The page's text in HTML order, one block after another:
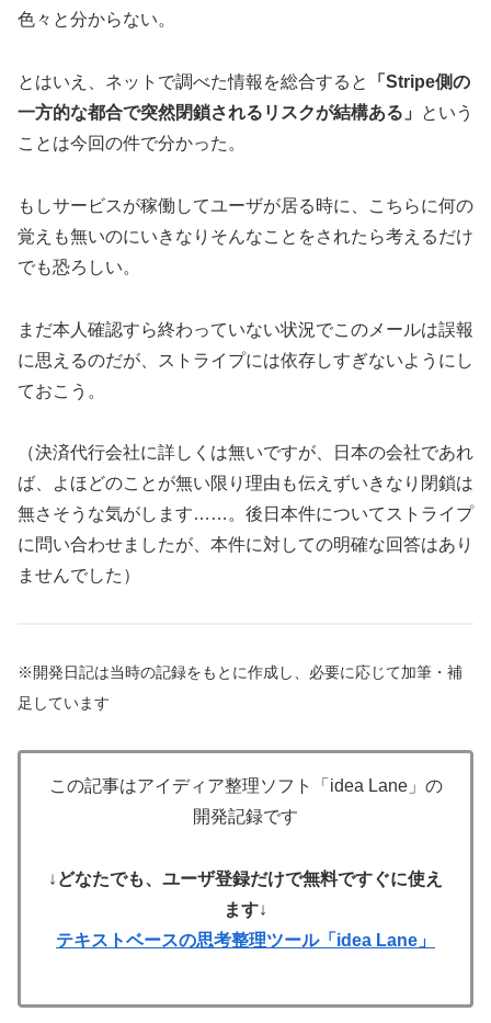
色々と分からない。
とはいえ、ネットで調べた情報を総合すると
「Stripe側の
一方的な都合で突然閉鎖されるリスクが結構ある」
という
ことは今回の件で分かった。
もしサービスが稼働してユーザが居る時に、こちらに何の
覚えも無いのにいきなりそんなことをされたら考えるだけ
でも恐ろしい。
まだ本人確認すら終わっていない状況でこのメールは誤報
に思えるのだが、ストライプには依存しすぎないようにし
ておこう。
（決済代行会社に詳しくは無いですが、日本の会社であれ
ば、よほどのことが無い限り理由も伝えずいきなり閉鎖は
無さそうな気がします……。後日本件についてストライプ
に問い合わせましたが、本件に対しての明確な回答はあり
ませんでした）
※開発日記は当時の記録をもとに作成し、必要に応じて加筆・補
足しています
この記事はアイディア整理ソフト「idea Lane」の
開発記録です
↓ どなたでも、ユーザ登録だけで無料ですぐに使え
ます↓
テキストベースの思考整理ツール「idea Lane」